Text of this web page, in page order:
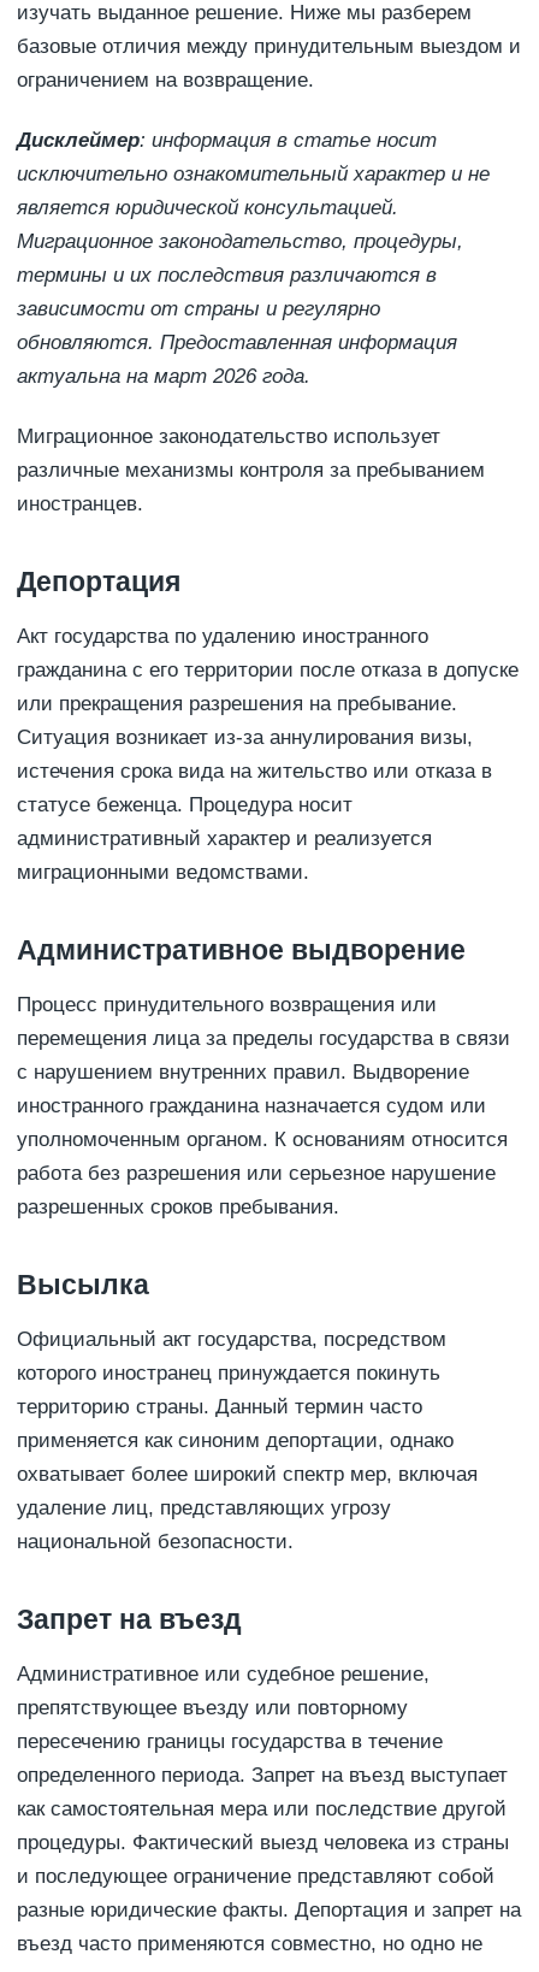
изучать выданное решение. Ниже мы разберем
базовые отличия между принудительным выездом и
ограничением на возвращение.
Дисклеймер: информация в статье носит
исключительно ознакомительный характер и не
является юридической консультацией.
Миграционное законодательство, процедуры,
термины и их последствия различаются в
зависимости от страны и регулярно
обновляются. Предоставленная информация
актуальна на март 2026 года.
Миграционное законодательство использует
различные механизмы контроля за пребыванием
иностранцев.
Депортация
Акт государства по удалению иностранного
гражданина с его территории после отказа в допуске
или прекращения разрешения на пребывание.
Ситуация возникает из-за аннулирования визы,
истечения срока вида на жительство или отказа в
статусе беженца. Процедура носит
административный характер и реализуется
миграционными ведомствами.
Административное выдворение
Процесс принудительного возвращения или
перемещения лица за пределы государства в связи
с нарушением внутренних правил. Выдворение
иностранного гражданина назначается судом или
уполномоченным органом. К основаниям относится
работа без разрешения или серьезное нарушение
разрешенных сроков пребывания.
Высылка
Официальный акт государства, посредством
которого иностранец принуждается покинуть
территорию страны. Данный термин часто
применяется как синоним депортации, однако
охватывает более широкий спектр мер, включая
удаление лиц, представляющих угрозу
национальной безопасности.
Запрет на въезд
Административное или судебное решение,
препятствующее въезду или повторному
пересечению границы государства в течение
определенного периода. Запрет на въезд выступает
как самостоятельная мера или последствие другой
процедуры. Фактический выезд человека из страны
и последующее ограничение представляют собой
разные юридические факты. Депортация и запрет на
въезд часто применяются совместно, но одно не